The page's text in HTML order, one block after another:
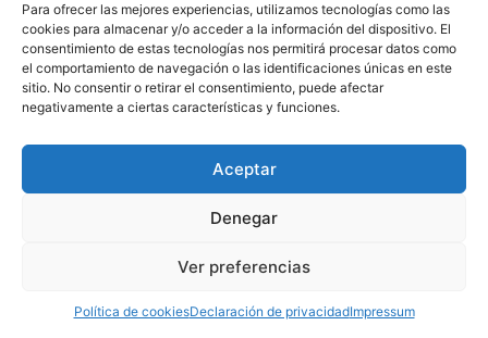
Para ofrecer las mejores experiencias, utilizamos tecnologías como las
cookies para almacenar y/o acceder a la información del dispositivo. El
consentimiento de estas tecnologías nos permitirá procesar datos como
el comportamiento de navegación o las identificaciones únicas en este
sitio. No consentir o retirar el consentimiento, puede afectar
negativamente a ciertas características y funciones.
Aceptar
Denegar
Ver preferencias
Política de cookiesDeclaración de privacidadImpressum
Política de Cookies
Aviso Legal
910 607 564
derechos reservados